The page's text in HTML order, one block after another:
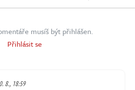
musíš být přihlášen.
Přihlásit se
8., 18:59